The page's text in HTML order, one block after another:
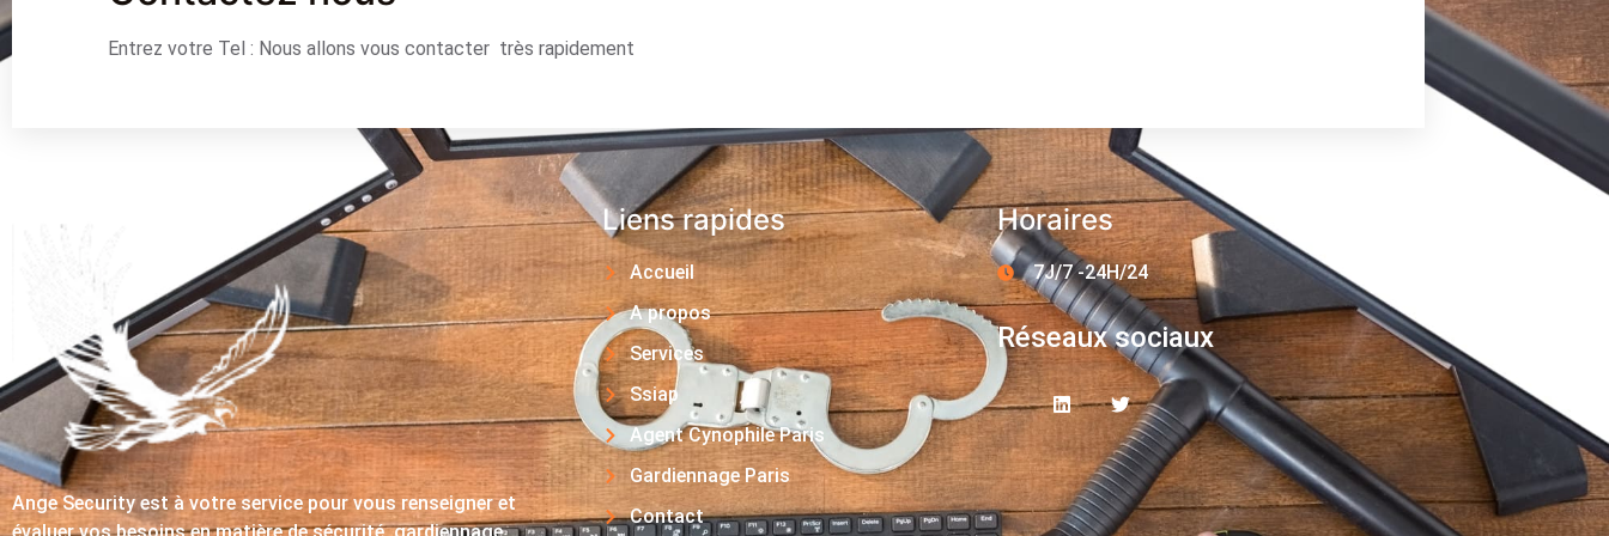
Entrez votre Tel : Nous allons vous contacter très rapidement
Ange Security est à votre service pour vous renseigner et
Liens rapides
Accueil
A propos
Services
Ssiap
Agent Cynophile Paris
Gardiennage Paris
Contact
Horaires
7J/7 -24H/24
Réseaux sociaux